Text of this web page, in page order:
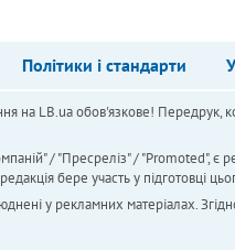
Політики і стандарти
на LB.ua обов'язкове! Передрук,
/ "Пресреліз" / "Promoted",
бере участь у підготовці
у рекламних матеріалах.